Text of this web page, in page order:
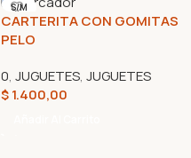
S/M
CARTERITA CON GOMITAS
PELO
0, JUGUETES, JUGUETES
$1.400,00